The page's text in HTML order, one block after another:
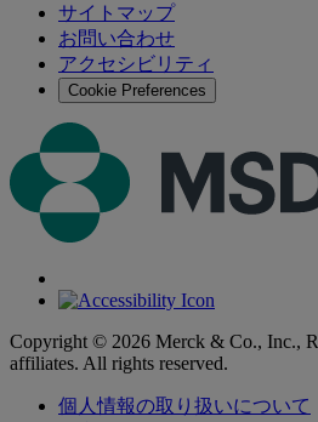
サイトマップ
お問い合わせ
アクセシビリティ
Cookie Preferences
Copyright © 2026 Merck & Co., Inc.,
affiliates. All rights reserved.
個人情報の取り扱いについて